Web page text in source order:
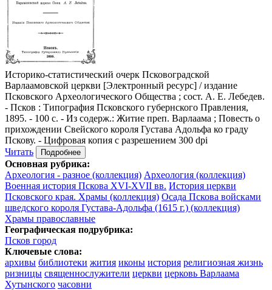
Историко-статистический очерк Псковоградской
Варлаамовской церкви [Электронный ресурс] / издание
Псковского Археологического Общества ; сост. А. Е. Лебедев.
- Псков : Типография Псковского губернского Правления,
1895. - 100 с. - Из содерж.: Житие преп. Варлаама ; Повесть о
прихождении Свейского короля Густава Адольфа ко граду
Пскову. - Цифровая копия с разрешением 300 dpi
Читать
Подробнее
Основная рубрика:
Археология - разное (коллекция) Археология (коллекция)
Военная история Пскова XVI-XVII вв. История церкви
Псковского края. Храмы (коллекция) Осада Пскова войсками
шведского короля Густава-Адольфа (1615 г.) (коллекция)
Храмы православные
Географическая подрубрика:
Псков город
Ключевые слова:
архивы библиотеки жития иконы история религиозная жизнь
ризницы священнослужители церкви церковь Варлаама
Хутынского часовни